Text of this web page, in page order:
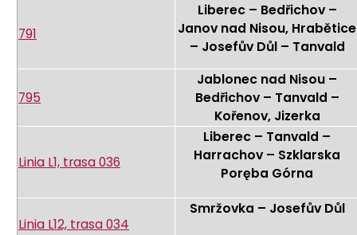
791
Liberec – Bedřichov –
Janov nad Nisou, Hrabětice
– Josefův Důl – Tanvald
795
Jablonec nad Nisou –
Bedřichov – Tanvald –
Kořenov, Jizerka
Linia L1, trasa 036
Liberec – Tanvald –
Harrachov – Szklarska
Poręba Górna
Linia L12, trasa 034
Smržovka – Josefův Důl